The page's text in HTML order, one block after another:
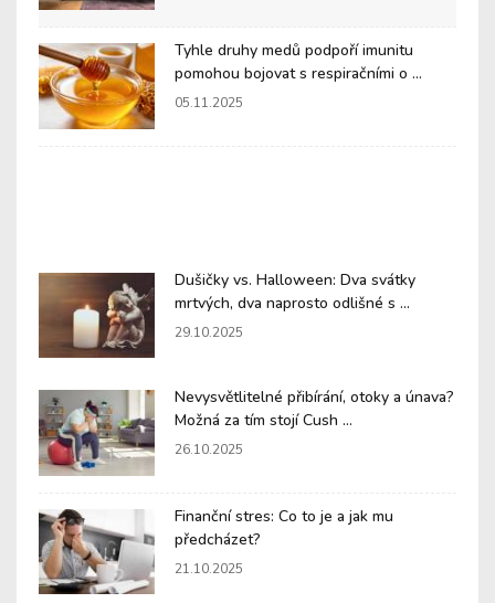
Tyhle druhy medů podpoří imunitu
pomohou bojovat s respiračními o ...
05.11.2025
Dušičky vs. Halloween: Dva svátky
mrtvých, dva naprosto odlišné s ...
29.10.2025
Nevysvětlitelné přibírání, otoky a únava?
Možná za tím stojí Cush ...
26.10.2025
Finanční stres: Co to je a jak mu
předcházet?
21.10.2025